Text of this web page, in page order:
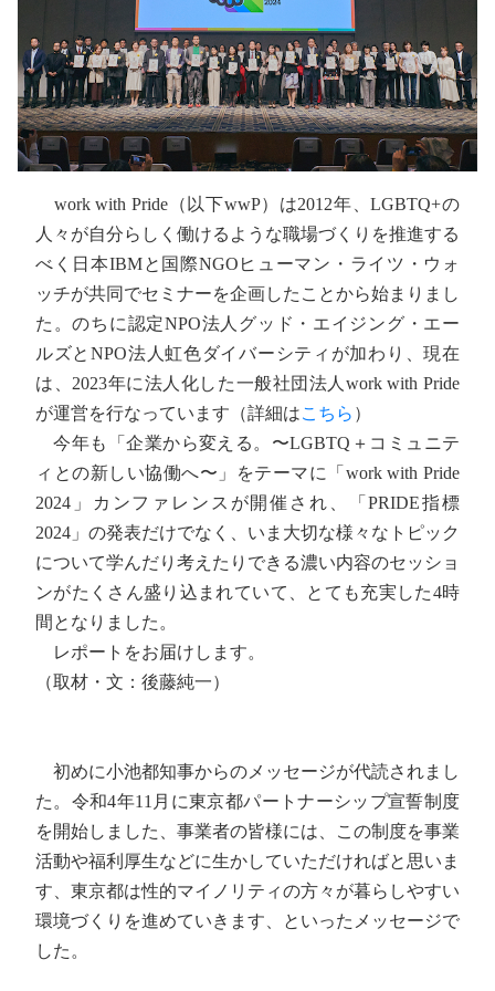
work with Pride（以下wwP）は2012年、LGBTQ+の
人々が自分らしく働けるような職場づくりを推進する
べく日本IBMと国際NGOヒューマン・ライツ・ウォ
ッチが共同でセミナーを企画したことから始まりまし
た。のちに認定NPO法人グッド・エイジング・エー
ルズとNPO法人虹色ダイバーシティが加わり、現在
は、2023年に法人化した一般社団法人work with Pride
が運営を行なっています（詳細はこちら ）
今年も「企業から変える。〜LGBTQ＋コミュニテ
ィとの新しい協働へ〜」をテーマに「work with Pride
2024」カンファレンスが開催され、「PRIDE指標
2024」の発表だけでなく、いま大切な様々なトピック
について学んだり考えたりできる濃い内容のセッショ
ンがたくさん盛り込まれていて、とても充実した4時
間となりました。
レポートをお届けします。
（取材・文：後藤純一）
初めに小池都知事からのメッセージが代読されまし
た。令和4年11月に東京都パートナーシップ宣誓制度
を開始しました、事業者の皆様には、この制度を事業
活動や福利厚生などに生かしていただければと思いま
す、東京都は性的マイノリティの方々が暮らしやすい
環境づくりを進めていきます、といったメッセージで
した。